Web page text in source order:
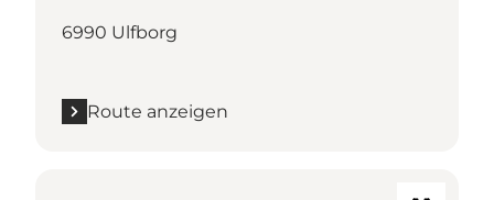
6990 Ulfborg
Route anzeigen